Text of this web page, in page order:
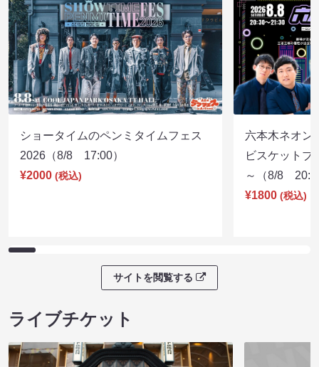
ショータイムのペンミタイムフェス
2026（8/8 17:00）
¥2000 (税込)
六本木ネオン
ビスケットブ
～（8/8
¥1800 (税込)
サイトを閲覧する
ライブチケット